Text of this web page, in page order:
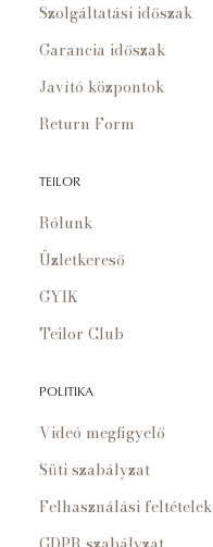
Szolgáltatási időszak
Garancia időszak
Javító központok
Return Form
TEILOR
Rólunk
Üzletkereső
GYIK
Teilor Club
POLITIKA
Videó megfigyelő
Süti szabályzat
Felhasználási feltételek